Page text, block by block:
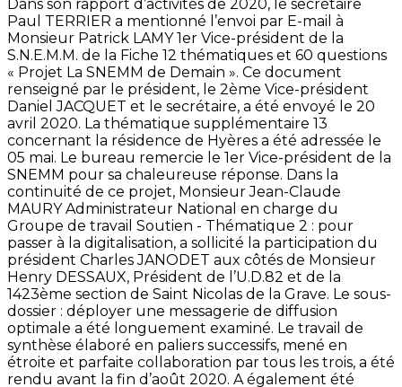
Dans son rapport d’activités de 2020, le secrétaire
Paul TERRIER a mentionné l’envoi par E-mail à
Monsieur Patrick LAMY 1er Vice-président de la
S.N.E.M.M. de la Fiche 12 thématiques et 60 questions
« Projet La SNEMM de Demain ». Ce document
renseigné par le président, le 2ème Vice-président
Daniel JACQUET et le secrétaire, a été envoyé le 20
avril 2020. La thématique supplémentaire 13
concernant la résidence de Hyères a été adressée le
05 mai. Le bureau remercie le 1er Vice-président de la
SNEMM pour sa chaleureuse réponse. Dans la
continuité de ce projet, Monsieur Jean-Claude
MAURY Administrateur National en charge du
Groupe de travail Soutien - Thématique 2 : pour
passer à la digitalisation, a sollicité la participation du
président Charles JANODET aux côtés de Monsieur
Henry DESSAUX, Président de l’U.D.82 et de la
1423ème section de Saint Nicolas de la Grave. Le sous-
dossier : déployer une messagerie de diffusion
optimale a été longuement examiné. Le travail de
synthèse élaboré en paliers successifs, mené en
étroite et parfaite collaboration par tous les trois, a été
rendu avant la fin d’août 2020. A également été